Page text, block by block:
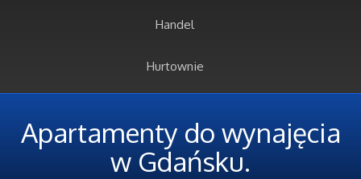
Handel
Hurtownie
Oferty Pracy
Apartamenty do wynajęcia
w Gdańsku.